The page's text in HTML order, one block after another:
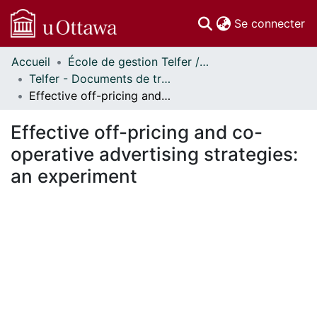
Se connecter
Communautés
et collections
Parcourir
À propos
Accueil
École de gestion Telfer // Telfer School of Management
Telfer - Documents de travail // Telfer - Working Papers
Effective off-pricing and co-operative advertising strategies: an experiment
Effective off-pricing and co-
operative advertising strategies:
an experiment